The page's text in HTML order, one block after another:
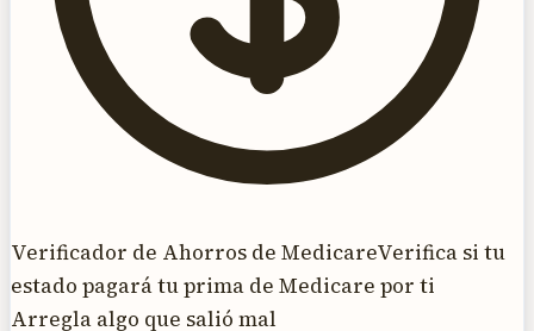
Verificador de Ahorros de MedicareVerifica si tu
estado pagará tu prima de Medicare por ti
Arregla algo que salió mal